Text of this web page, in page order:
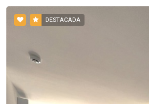
DESTACADA